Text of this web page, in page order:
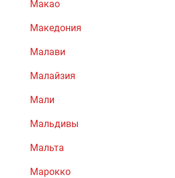
Макао
Македония
Малави
Малайзия
Мали
Мальдивы
Мальта
Марокко